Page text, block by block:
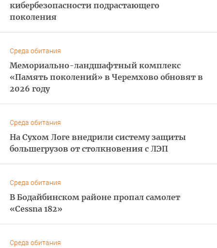
кибербезопасности подрастающего
поколения
Среда обитания
Мемориально-ландшафтный комплекс
«Память поколений» в Черемхово обновят в
2026 году
Среда обитания
На Сухом Логе внедрили систему защиты
большегрузов от столкновения с ЛЭП
Среда обитания
В Бодайбинском районе пропал самолет
«Cessna 182»
Среда обитания